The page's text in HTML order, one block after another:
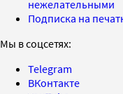
нежелательными
Подписка на
Мы в соцсетях:
Telegram
ВКонтакте